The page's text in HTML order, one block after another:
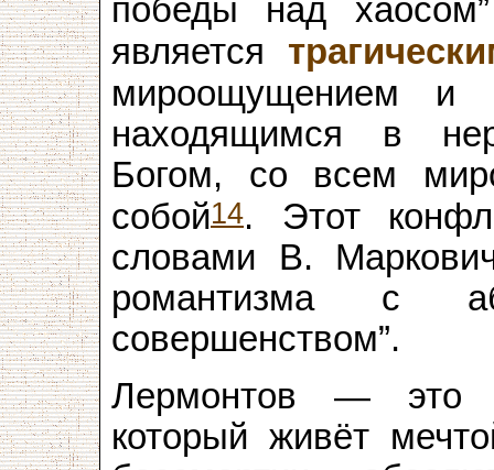
победы над
является
мироощущением и
находящимся в
Богом, со всем
собой14. Этот
словами В.
романтизма с
совершенством”.
Лермонтов —
который живёт